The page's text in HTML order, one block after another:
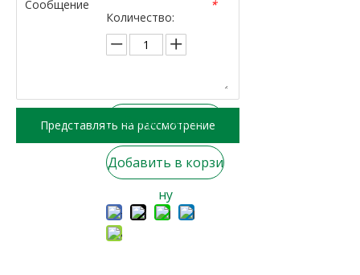
*
Сообщение
Представлять на рассмотрение
Количество:
Запрос цены
Добавить в корзи
ну